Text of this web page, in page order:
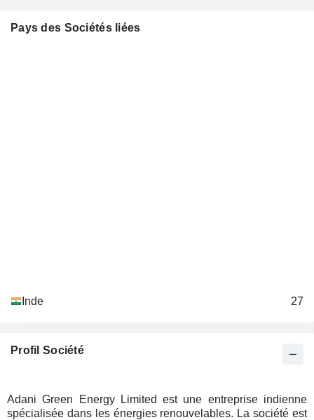
Pays des Sociétés liées
Inde 27
Profil Société
Adani Green Energy Limited est une entreprise indienne
spécialisée dans les énergies renouvelables. La société est